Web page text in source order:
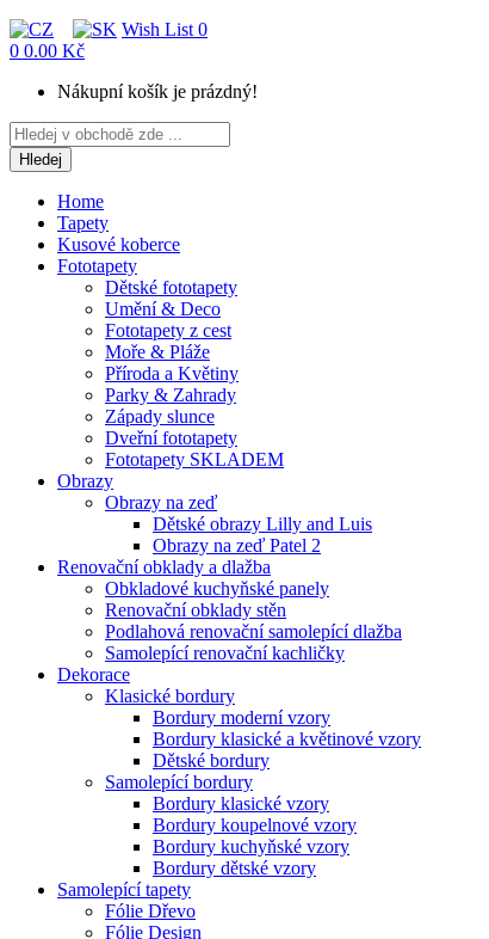
Wish List 0
0 0.00 Kč
Nákupní košík je prázdný!
Hledej
Home
Tapety
Kusové koberce
Fototapety
Dětské fototapety
Umění & Deco
Fototapety z cest
Moře & Pláže
Příroda a Květiny
Parky & Zahrady
Západy slunce
Dveřní fototapety
Fototapety SKLADEM
Obrazy
Obrazy na zeď
Dětské obrazy Lilly and Luis
Obrazy na zeď Patel 2
Renovační obklady a dlažba
Obkladové kuchyňské panely
Renovační obklady stěn
Podlahová renovační samolepící dlažba
Samolepící renovační kachličky
Dekorace
Klasické bordury
Bordury moderní vzory
Bordury klasické a květinové vzory
Dětské bordury
Samolepící bordury
Bordury klasické vzory
Bordury koupelnové vzory
Bordury kuchyňské vzory
Bordury dětské vzory
Samolepící tapety
Fólie Dřevo
Fólie Design